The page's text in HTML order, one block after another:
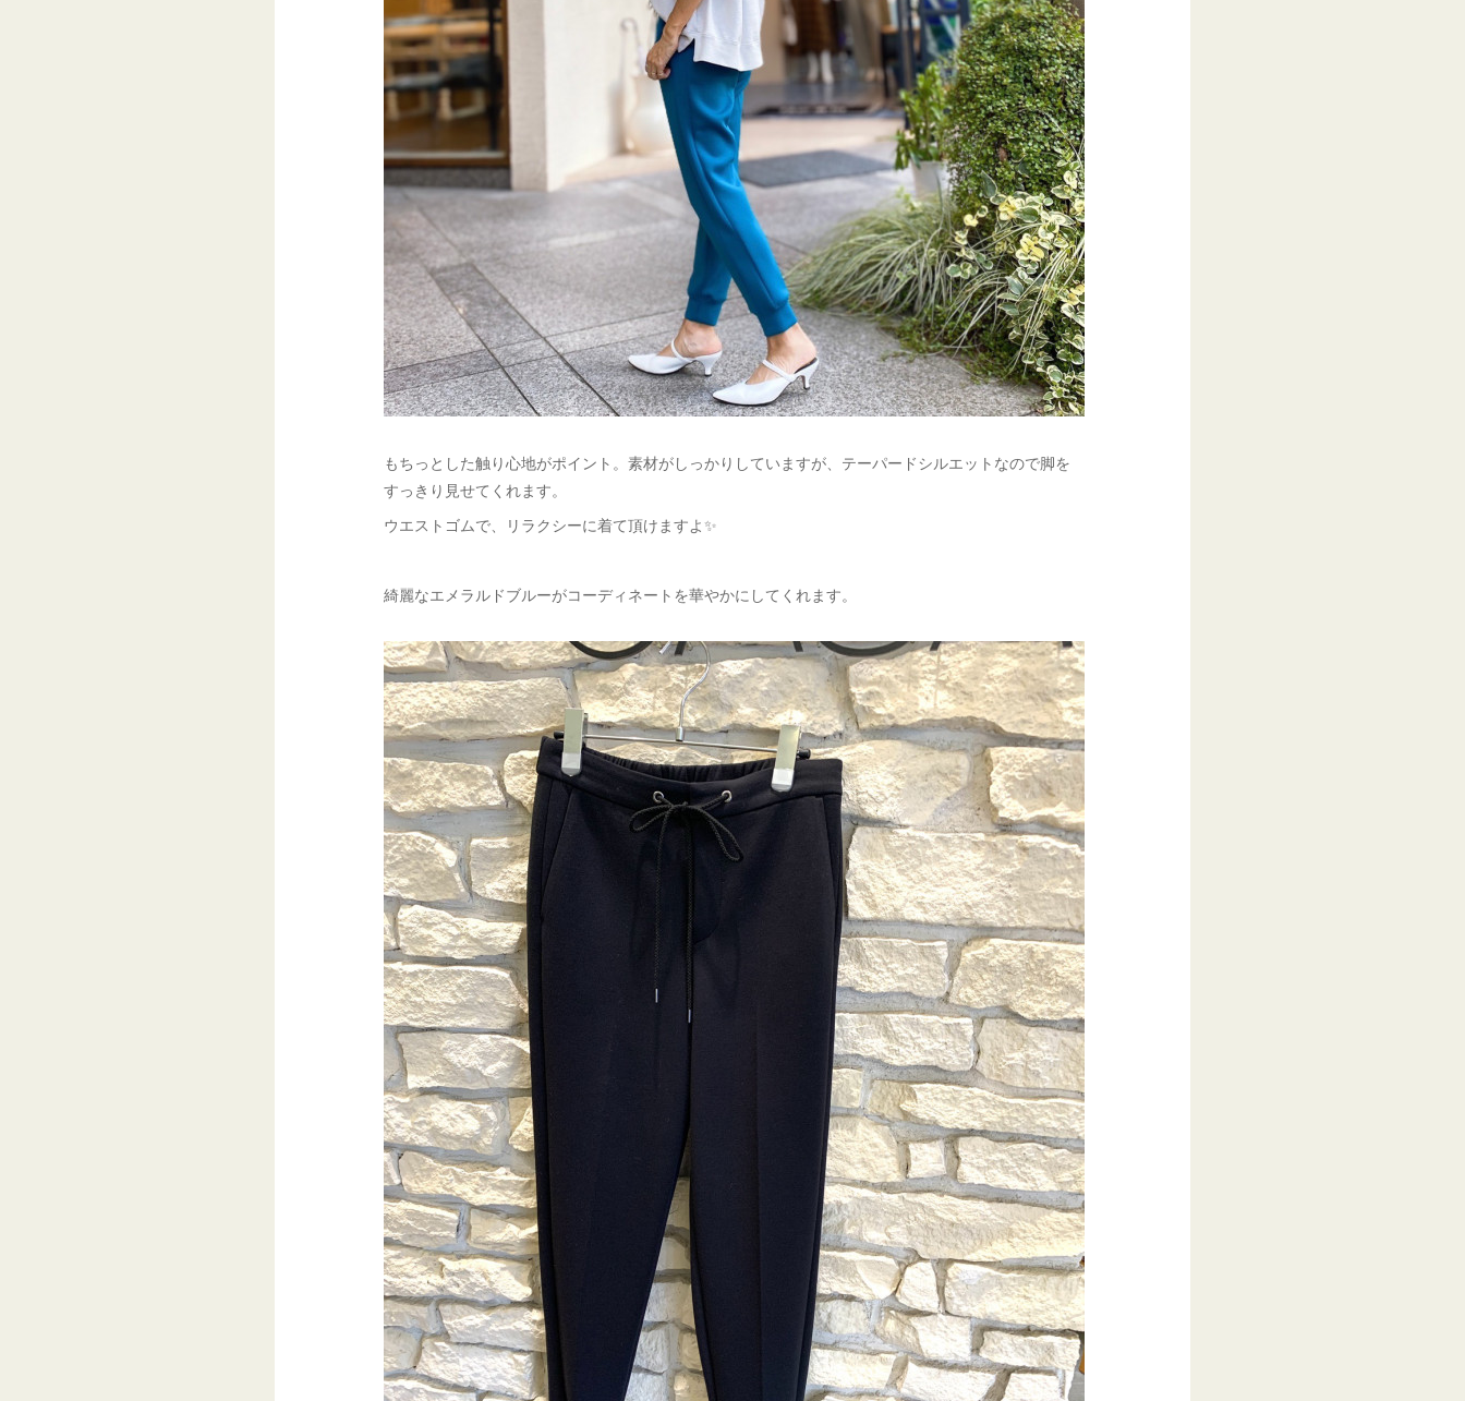
もちっとした触り心地がポイント。素材がしっかりしていますが、テーパードシルエットなので脚を
すっきり見せてくれます。
ウエストゴムで、リラクシーに着て頂けますよ✨
綺麗なエメラルドブルーがコーディネートを華やかにしてくれます。